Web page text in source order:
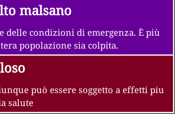
malsano
delle condizioni di emergenza. È più
popolazione sia colpita.
può essere soggetto a effetti piu
salute